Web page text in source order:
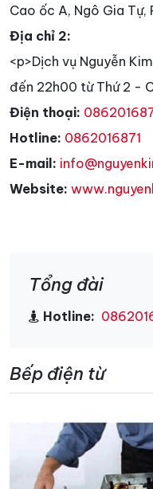
Cao ốc A, Ngô Gia Tự,
Địa chỉ 2:
<p>Dịch vụ Nguyễn
đến 22h00 từ Thứ 2 -
Điện thoại:
Hotline: 0862016871
E-mail:
Website:
Tổng đài
Hotline:
Bếp điện từ